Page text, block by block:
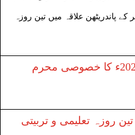
کو سرینگر کے پاندریٹھن علاقہ میں تین روزہ
ادارہ ولایت ٹائمز کا سال 2025ء کا خصوصی محرم
روزہ تعلیمی و تربیتی